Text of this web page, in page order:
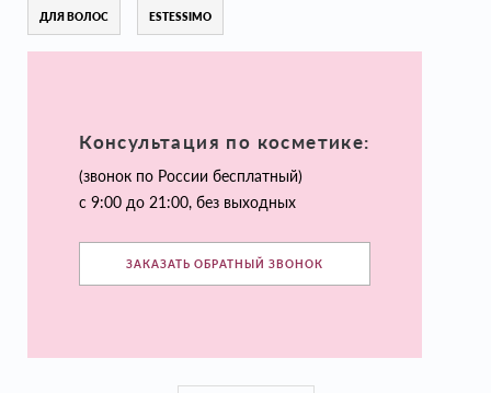
ДЛЯ ВОЛОС ESTESSIMO
Консультация по косметике:
(звонок по России бесплатный)
с 9:00 до 21:00, без выходных
ЗАКАЗАТЬ ОБРАТНЫЙ ЗВОНОК